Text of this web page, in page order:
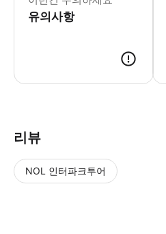
유의사항
리뷰
NOL 인터파크투어